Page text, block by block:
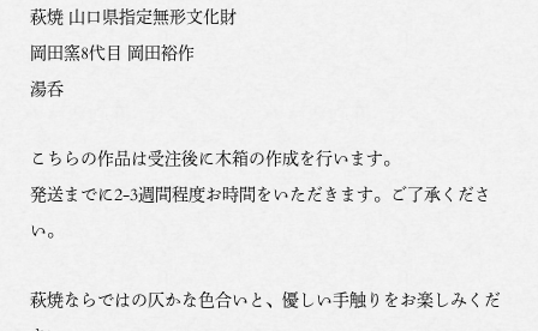
萩焼 山口県指定無形文化財
岡田窯8代目 岡田裕作
湯呑
こちらの作品は受注後に木箱の作成を行います。
発送までに2-3週間程度お時間をいただきます。ご了承くださ
い。
萩焼ならではの仄かな色合いと、優しい手触りをお楽しみくだ